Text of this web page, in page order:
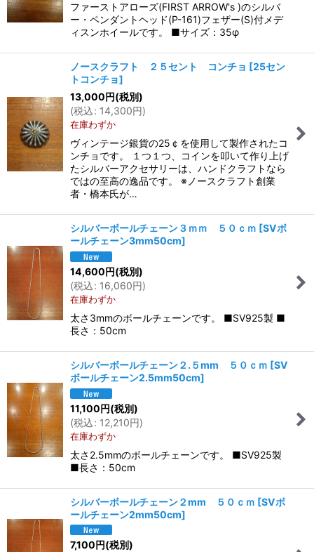
ファーストアローズ(FIRST ARROW's )のシルバ
ー・ペンダントヘッド(P-161)フェザー(S)付メデ
ィスンホイールです。 ■サイズ：35φ
ノースクラフト ２５セント コンチョ [25セン
トコンチョ]
13,000円(税別)
(税込: 14,300円)
在庫わずか
ヴィンテージ銀貨の25￠を使用して製作されたコ
ンチョです。 １つ１つ、コインを叩いて作り上げ
たシルバーアクセサリーは、ハンドクラフトなら
ではの至高の逸品です。 ※ノースクラフト創業
者・橋本氏が…
シルバーボールチェーン３ｍｍ ５０ｃｍ [SVボ
ールチェーン3mm50cm]
14,600円(税別)
(税込: 16,060円)
在庫わずか
太さ3mmのボールチェーンです。 ■SV925製 ■
長さ：50cm
シルバーボールチェーン２.５mm ５０ｃｍ [SV
ボールチェーン2.5mm50cm]
11,100円(税別)
(税込: 12,210円)
在庫わずか
太さ2.5mmのボールチェーンです。 ■SV925製
■長さ：50cm
シルバーボールチェーン２mm ５０ｃｍ [SVボ
ールチェーン2mm50cm]
7,100円(税別)